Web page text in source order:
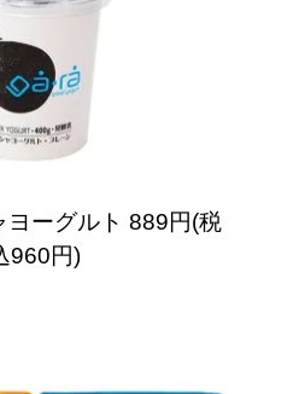
ーグルト 889円(税
960円)